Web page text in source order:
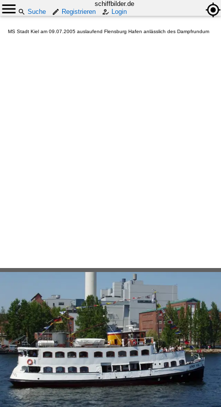
schiffbilder.de
Suche
Registrieren Login
MS Stadt Kiel am 09.07.2005 auslaufend Flensburg Hafen anlässlich des Dampfrundum